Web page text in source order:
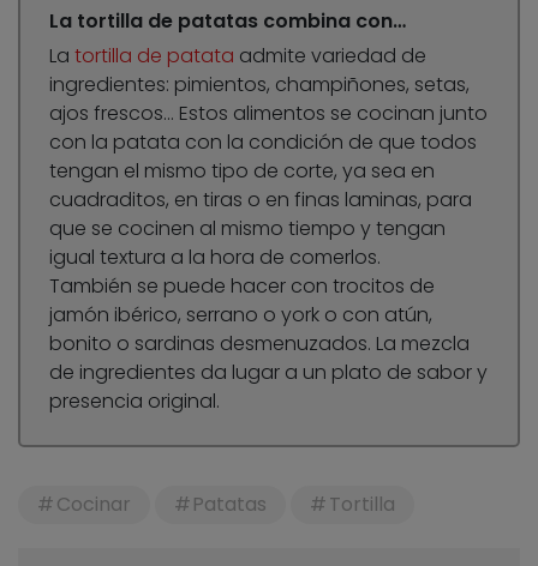
La tortilla de patatas combina con…
La tortilla de patata admite variedad de
ingredientes: pimientos, champiñones, setas,
ajos frescos… Estos alimentos se cocinan junto
con la patata con la condición de que todos
tengan el mismo tipo de corte, ya sea en
cuadraditos, en tiras o en finas laminas, para
que se cocinen al mismo tiempo y tengan
igual textura a la hora de comerlos.
También se puede hacer con trocitos de
jamón ibérico, serrano o york o con atún,
bonito o sardinas desmenuzados. La mezcla
de ingredientes da lugar a un plato de sabor y
presencia original.
Cocinar Patatas Tortilla